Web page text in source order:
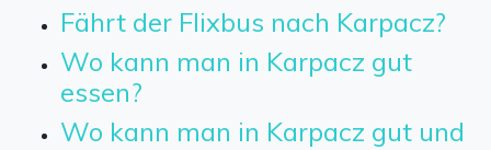
Fährt der Flixbus nach Karpacz?
Wo kann man in Karpacz gut
essen?
Wo kann man in Karpacz gut und